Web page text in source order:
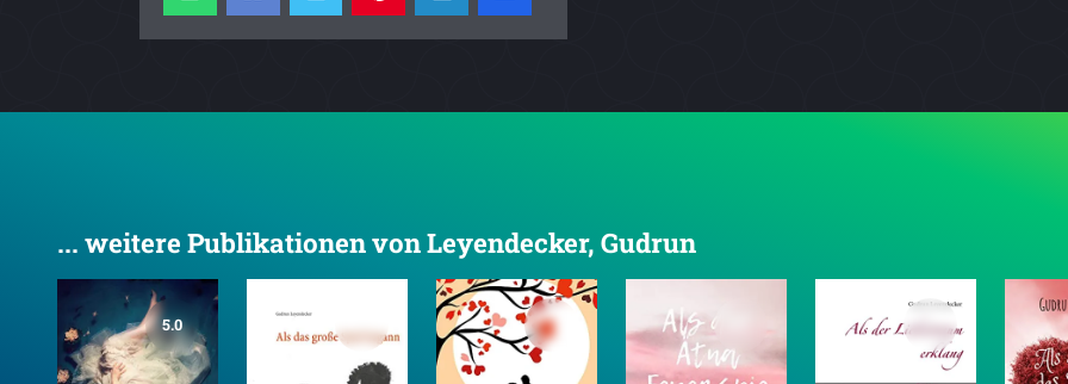
... weitere Publikationen von Leyendecker, Gudrun
5.0